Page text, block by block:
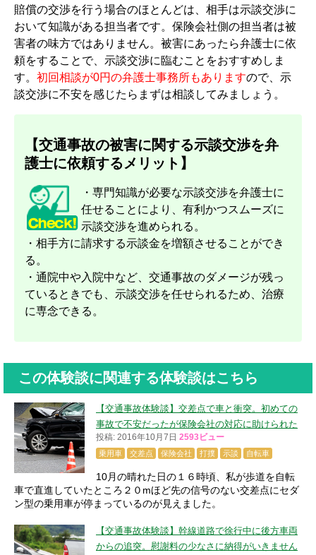
賠償の交渉を行う場合のほとんどは、相手は示談交渉に
おいて知識がある担当者です。保険会社側の担当者は被
害者の味方ではありません。被害にあったら弁護士に依
頼をすることで、示談交渉に臨むことをおすすめしま
す。 初回相談が0円の弁護士事務所もありますので、示
談交渉に不安を感じたらまずは相談してみましょう。
【交通事故の被害に関する示談交渉を弁
護士に依頼するメリット】
・専門知識が必要な示談交渉を弁護士に
任せることにより、有利かつスムーズに
示談交渉を進められる。
・相手方に請求する示談金を増額させることができ
る。
・通院中や入院中など、交通事故のダメージが残っ
ているときでも、示談交渉を任せられるため、治療
に専念できる。
この体験談に関連する体験談はこちら
【交通事故体験談】交差点で車と衝突。初めての
事故で不安だったが保険会社の対応に助けられた
投稿: 2016年10月7日 2593ビュー
乗用車 交差点 保険会社 打撲 示談 自転車
10月の晴れた日の１６時頃、私が歩道を自転
車で直進していたところ２０mほど先の信号のない交差点にセダ
ン型の乗用車が停まっているのが見えました。
【交通事故体験談】幹線道路で徐行中に後方車両
からの追突。慰謝料の少なさに納得がいきません